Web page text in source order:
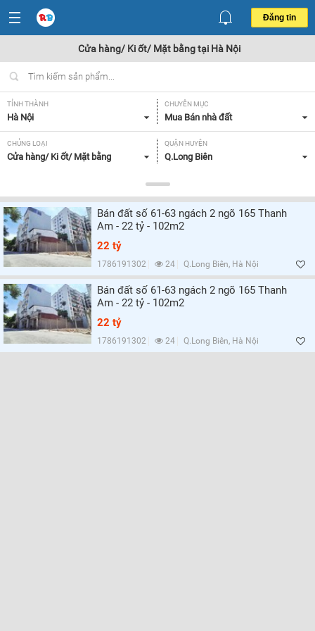
Đăng tin
Cửa hàng/ Ki ốt/ Mặt bằng tại Hà Nội
TỈNH THÀNH
Hà Nội
CHUYÊN MỤC
Mua Bán nhà đất
CHỦNG LOẠI
Cửa hàng/ Ki ốt/ Mặt bằng
QUẬN HUYỆN
Q.Long Biên
Tất cả
MỨC GIÁ
Tất cả
MẶT TIỀN
Tất cả
HƯỚNG
GIẤY TỜ PHÁP LÝ
Tất cả
Bán đất số 61-63 ngách 2 ngõ 165 Thanh
Am - 22 tỷ - 102m2
22 tỷ
1786191302 24 Q.Long Biên, Hà Nội
Bán đất số 61-63 ngách 2 ngõ 165 Thanh
Am - 22 tỷ - 102m2
22 tỷ
1786191302 24 Q.Long Biên, Hà Nội